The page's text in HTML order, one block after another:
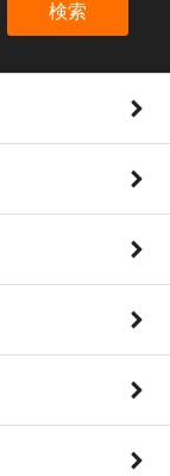
検索